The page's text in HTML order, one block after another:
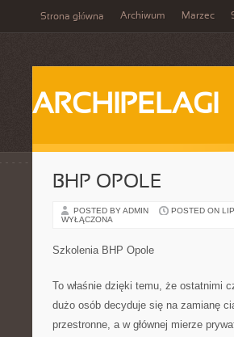
Strona główna Archiwum Marzec
ARCHIPELAGI
BHP OPOLE
POSTED BY ADMIN POSTED ON
WYŁĄCZONA
Szkolenia BHP Opole
To właśnie dzięki temu, że ostatnimi
dużo osób decyduje się na zamianę
przestronne, a w głównej mierze